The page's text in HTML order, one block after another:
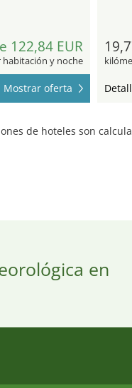
122,84 EUR
habitación y noche
Mostrar oferta
de hoteles son
en